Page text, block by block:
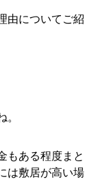
由についてご紹
もある程度まと
は敷居が高い場